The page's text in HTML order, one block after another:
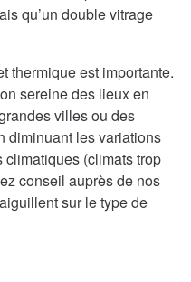
qu’un double vitrage
thermique est importante.
sereine des lieux en
villes ou des
diminuant les variations
(climats trop
conseil auprès de nos
sur le type de